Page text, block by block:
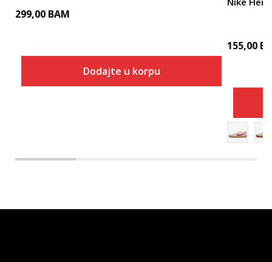
299,00 BAM
Dodajte u korpu
155,00